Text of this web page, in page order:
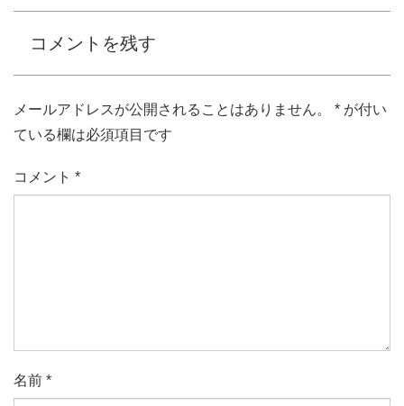
コメントを残す
メールアドレスが公開されることはありません。 * が付い
ている欄は必須項目です
コメント *
名前 *